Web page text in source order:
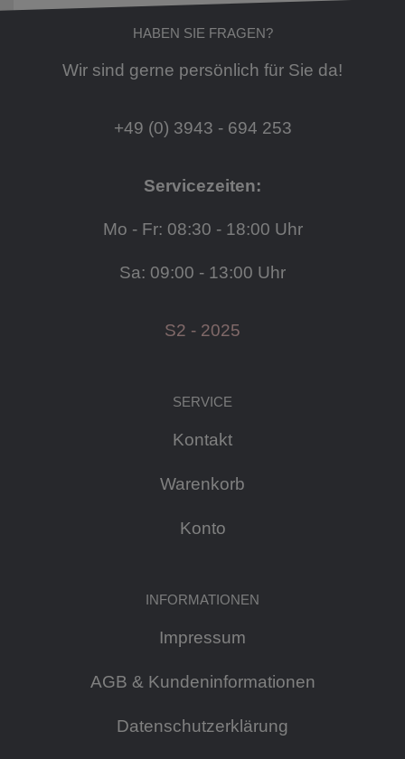
HABEN SIE FRAGEN?
Wir sind gerne persönlich für Sie da!
+49 (0) 3943 - 694 253
Servicezeiten:
Mo - Fr: 08:30 - 18:00 Uhr
Sa: 09:00 - 13:00 Uhr
S2 - 2025
SERVICE
Kontakt
Warenkorb
Konto
INFORMATIONEN
Impressum
AGB & Kundeninformationen
Datenschutzerklärung